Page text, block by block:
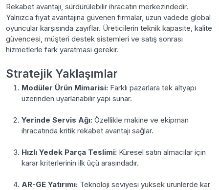
Rekabet avantajı, sürdürülebilir ihracatın merkezindedir.
Yalnızca fiyat avantajına güvenen firmalar, uzun vadede global
oyuncular karşısında zayıflar. Üreticilerin teknik kapasite, kalite
güvencesi, müşteri destek sistemleri ve satış sonrası
hizmetlerle fark yaratması gerekir.
Stratejik Yaklaşımlar
Modüler Ürün Mimarisi: Farklı pazarlara tek altyapı
üzerinden uyarlanabilir yapı sunar.
Yerinde Servis Ağı: Özellikle makine ve ekipman
ihracatında kritik rekabet avantajı sağlar.
Hızlı Yedek Parça Teslimi: Küresel satın almacılar için
karar kriterlerinin ilk üçü arasındadır.
AR-GE Yatırımı: Teknoloji seviyesi yüksek ürünlerde kar